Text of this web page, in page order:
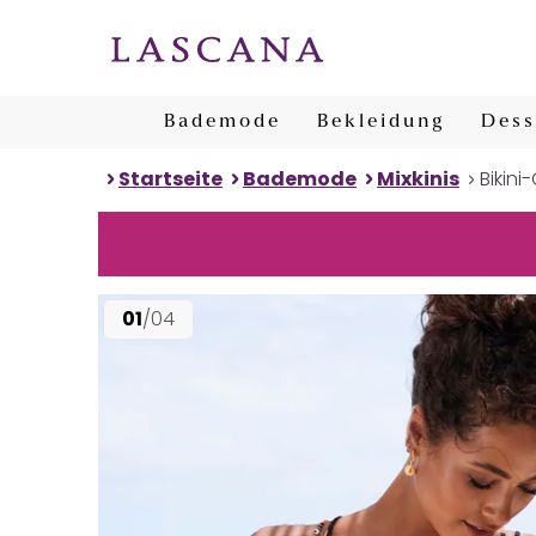
Bademode Bekleidung
Startseite Bademode Mixkinis
01/04